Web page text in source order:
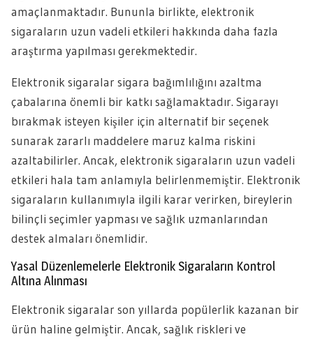
amaçlanmaktadır. Bununla birlikte, elektronik
sigaraların uzun vadeli etkileri hakkında daha fazla
araştırma yapılması gerekmektedir.
Elektronik sigaralar sigara bağımlılığını azaltma
çabalarına önemli bir katkı sağlamaktadır. Sigarayı
bırakmak isteyen kişiler için alternatif bir seçenek
sunarak zararlı maddelere maruz kalma riskini
azaltabilirler. Ancak, elektronik sigaraların uzun vadeli
etkileri hala tam anlamıyla belirlenmemiştir. Elektronik
sigaraların kullanımıyla ilgili karar verirken, bireylerin
bilinçli seçimler yapması ve sağlık uzmanlarından
destek almaları önemlidir.
Yasal Düzenlemelerle Elektronik Sigaraların Kontrol
Altına Alınması
Elektronik sigaralar son yıllarda popülerlik kazanan bir
ürün haline gelmiştir. Ancak, sağlık riskleri ve